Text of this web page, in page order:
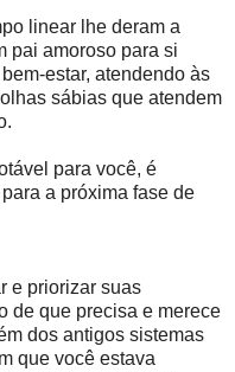
linear lhe deram a
pai amoroso para si
estar, atendendo às
sábias que atendem
para você, é
a próxima fase de
e priorizar suas
de que precisa e merece
dos antigos sistemas
que você estava